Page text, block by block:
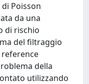
Poisson
da una
di rischio
del ﬁltraggio
della
utilizzando